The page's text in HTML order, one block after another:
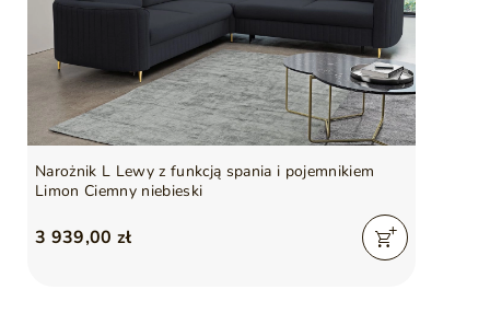
Narożnik L Lewy z funkcją spania i pojemnikiem
Limon Ciemny niebieski
3 939,00 zł